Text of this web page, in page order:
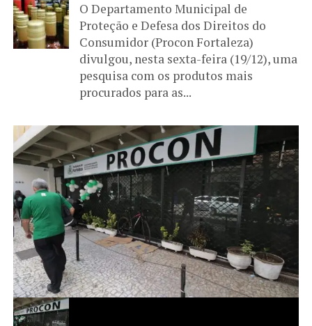
O Departamento Municipal de
Proteção e Defesa dos Direitos do
Consumidor (Procon Fortaleza)
divulgou, nesta sexta-feira (19/12), uma
pesquisa com os produtos mais
procurados para as...